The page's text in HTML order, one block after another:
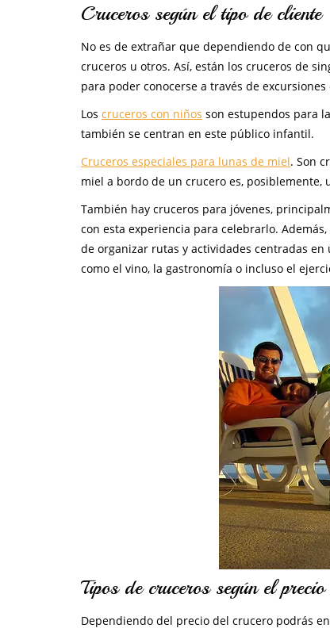
Cruceros según el tipo de cliente
No es de extrañar que dependiendo de con
cruceros u otros. Así, están los cruceros de
para poder conocerse a través de excursiones
Los cruceros con niños son estupendos para
también se centran en este público infantil.
Cruceros especiales para lunas de miel. Son
miel a bordo de un crucero es, posiblemente,
También hay cruceros para jóvenes,
con esta experiencia para celebrarlo.
de organizar rutas y actividades centradas
como el vino, la gastronomía o incluso el
Tipos de cruceros según el precio
Dependiendo del precio del crucero podrás